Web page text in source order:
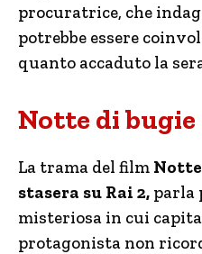
procuratrice, che
potrebbe essere
quanto accaduto la
Notte di bugie
La trama del film
stasera su Rai 2, parla
misteriosa in cui
protagonista non